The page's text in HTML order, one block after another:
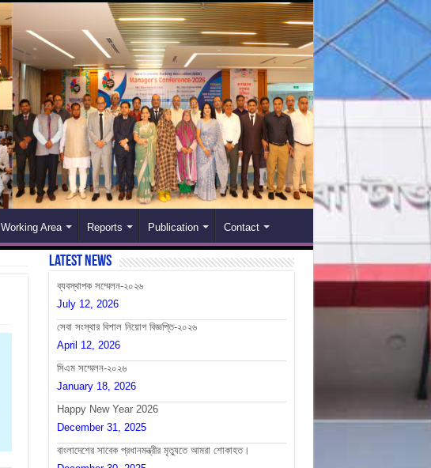
Working Area Reports Publication Contact
Latest News
ব্যবস্থাপক সম্মেলন-২০২৬
July 12, 2026
সেবা সংস্থার বিশাল নিয়োগ বিজ্ঞপ্তি-২০২৬
April 12, 2026
সিএম সম্মেলন-২০২৬
January 18, 2026
Happy New Year 2026
December 31, 2025
বাংলাদেশের সাবেক প্রধানমন্ত্রীর মৃত্যুতে আমরা শোকাহত।